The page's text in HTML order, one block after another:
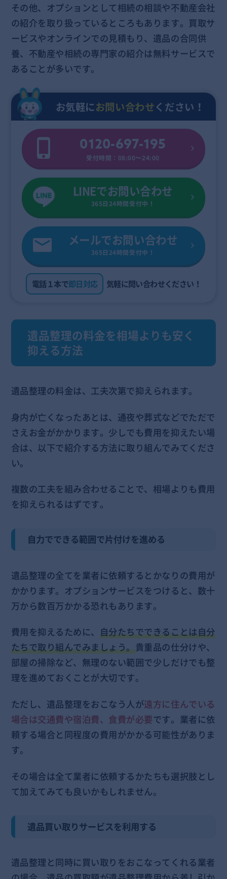
その他、オプションとして相続の相談や不動産会社
の紹介を取り扱っているところもあります。買取サ
ービスやオンラインでの見積もり、遺品の合同供
養、不動産や相続の専門家の紹介は無料サービスで
あることが多いです。
お気軽にお問い合わせください！
0120-697-195
受付時間：08:00〜24:00
LINEでお問い合わせ
365日24時間受付中！
メールでお問い合わせ
365日24時間受付中！
電話１本で即日対応 気軽に問い合わせください！
遺品整理の料金を相場よりも安く
抑える方法
遺品整理の料金は、工夫次第で抑えられます。
身内が亡くなったあとは、通夜や葬式などでただで
さえお金がかかります。少しでも費用を抑えたい場
合は、以下で紹介する方法に取り組んでみてくださ
い。
複数の工夫を組み合わせることで、相場よりも費用
を抑えられるはずです。
自力でできる範囲で片付けを進める
遺品整理の全てを業者に依頼するとかなりの費用が
かかります。オプションサービスをつけると、数十
万から数百万かかる恐れもあります。
費用を抑えるために、 自分たちでできることは自分
たちで取り組んでみましょう。貴重品の仕分けや、
部屋の掃除など、無理のない範囲で少しだけでも整
理を進めておくことが大切です。
ただし、遺品整理をおこなう人が遠方に住んでいる
場合は交通費や宿泊費、食費が必要です。業者に依
頼する場合と同程度の費用がかかる可能性がありま
す。
その場合は全て業者に依頼するかたちも選択肢とし
て加えてみても良いかもしれません。
遺品買い取りサービスを利用する
遺品整理と同時に買い取りをおこなってくれる業者